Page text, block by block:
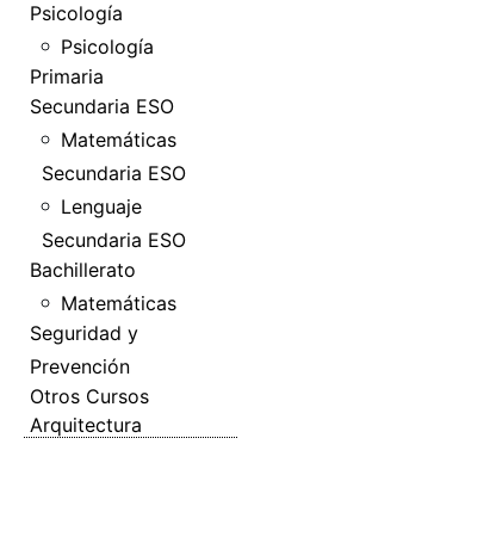
Psicología
Psicología
Primaria
Secundaria ESO
Matemáticas
Secundaria ESO
Lenguaje
Secundaria ESO
Bachillerato
Matemáticas
Seguridad y
Prevención
Otros Cursos
Arquitectura